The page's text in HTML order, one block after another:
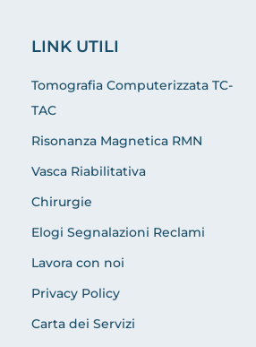
LINK UTILI
Tomografia Computerizzata TC-
TAC
Risonanza Magnetica RMN
Vasca Riabilitativa
Chirurgie
Elogi Segnalazioni Reclami
Lavora con noi
Privacy Policy
Carta dei Servizi